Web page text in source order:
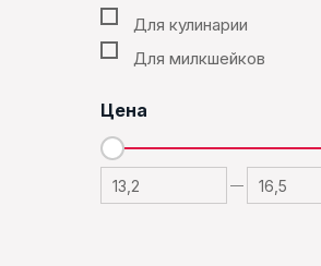
Для кулинарии
Для милкшейков
Цена
—